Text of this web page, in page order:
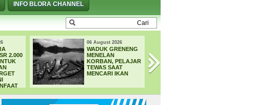
INFO BLORA CHANNEL
06 August 2026
WADUK GRENENG
MENELAN
KORBAN, PELAJAR
TEWAS SAAT
MENCARI IKAN
4.000 Petani Hutan
Blora Bakal
Digelontor Bantuan
CSR Jumbo dan
Bibit Ternak Gratis